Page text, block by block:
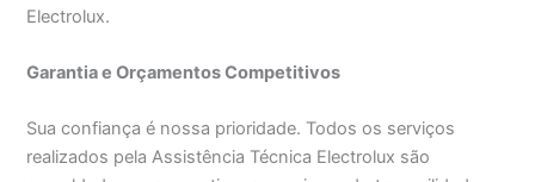
Electrolux.
Garantia e Orçamentos Competitivos
Sua confiança é nossa prioridade. Todos os serviços
realizados pela Assistência Técnica Electrolux são